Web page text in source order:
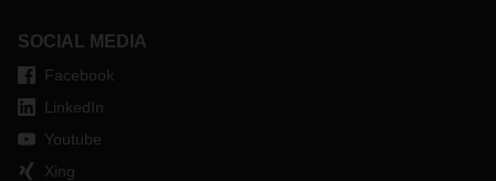
SOCIAL MEDIA
Facebook
LinkedIn
Youtube
Xing